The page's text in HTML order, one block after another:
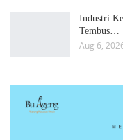
Industri
Tembus…
Aug 6,